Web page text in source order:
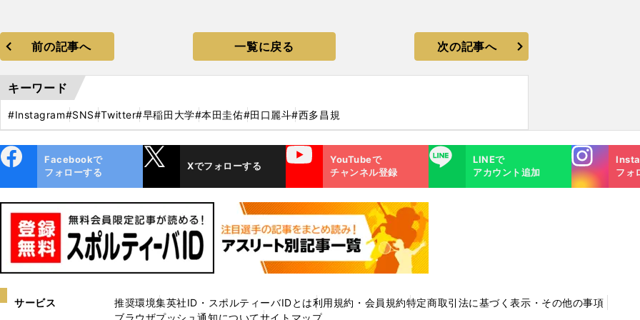
前の記事へ 一覧に戻る 次の記事へ
キーワード
#Instagram#SNS#Twitter#早稲田大学#本田圭佑#田口麗斗#西多昌規
ok
Facebookで
フォローする
Xでフォローする
YouTube
YouTubeで
チャンネル登録
LINE
LINEで
アカウント追加
Instagra
m
フォ
サービス 推奨環境集英社ID・スポルティーバIDとは利用規約・会員規約特定商取引法に基づく表示・その他の事項
ブラウザプッシュ通知についてサイトマップ